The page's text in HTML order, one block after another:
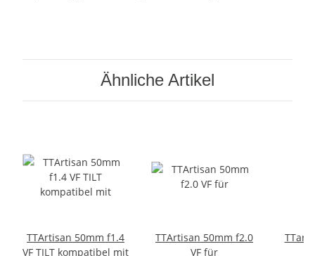
Ähnliche Artikel
TTArtisan 50mm f1.4
VF TILT kompatibel mit
TTArtisan 50mm f2.0
VF für